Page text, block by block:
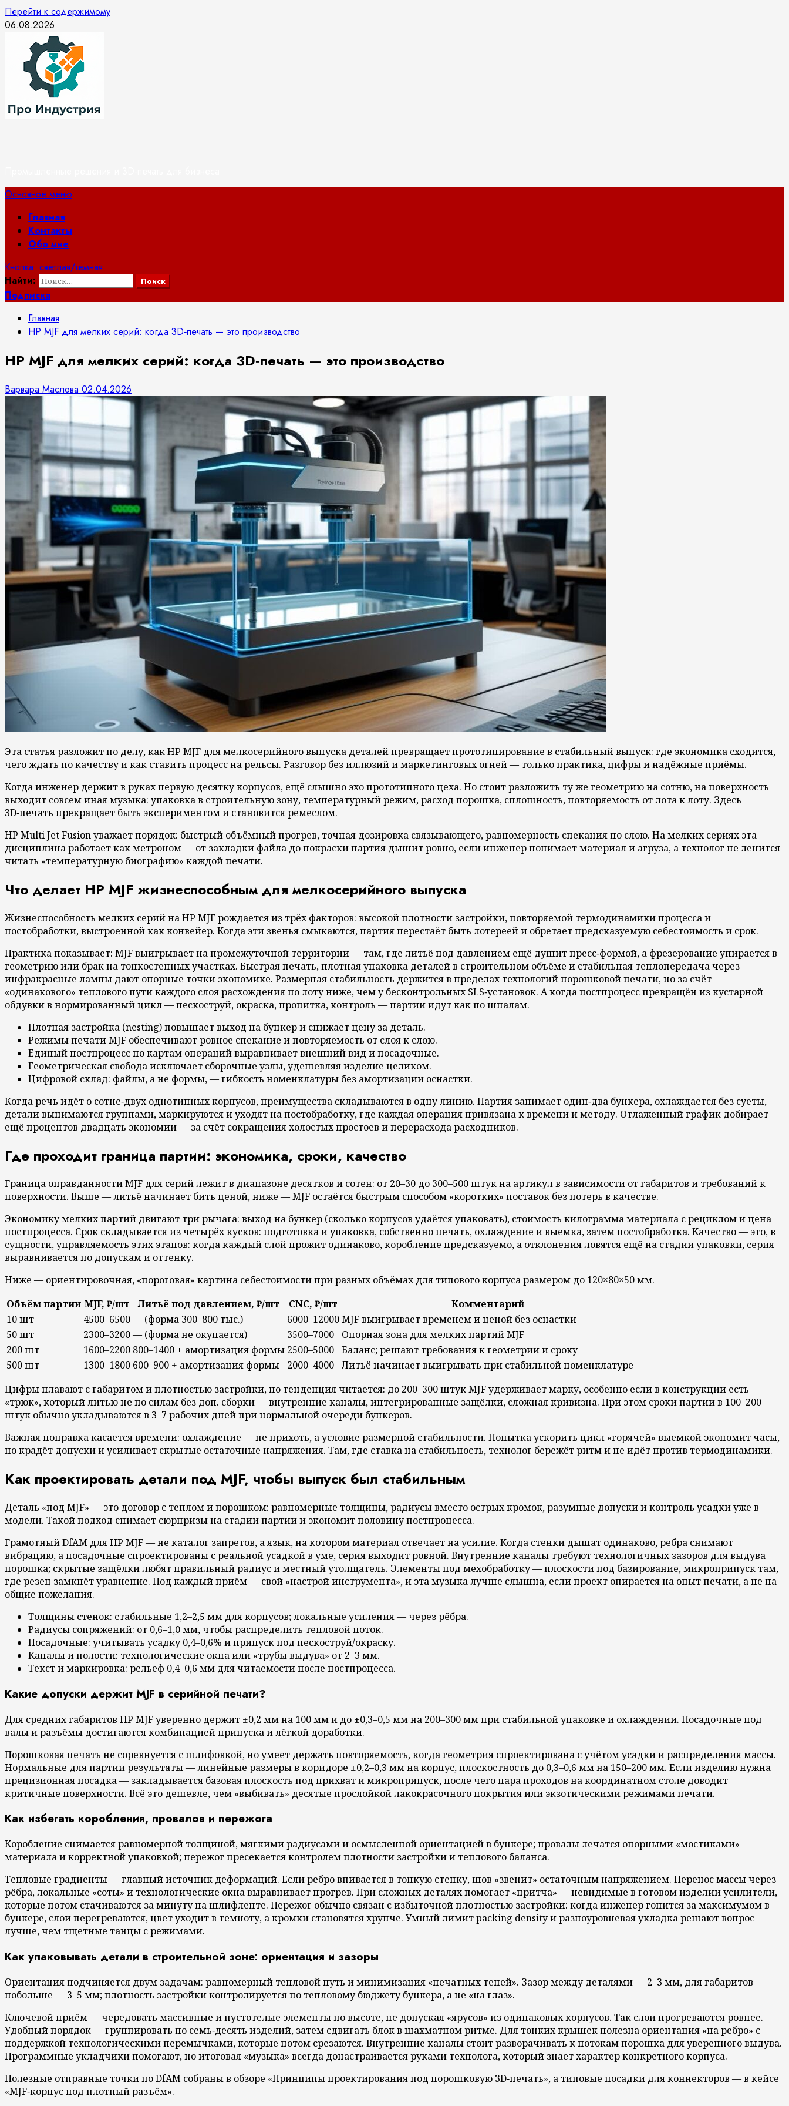
Перейти к содержимому
06.08.2026
Основное меню
Главная
Контакты
Обо мне
Кнопка: светлая/темная
Найти:
Подписка
Главная
HP MJF для мелких серий: когда 3D‑печать — это производство
HP MJF для мелких серий: когда 3D‑печать — это производство
Варвара Маслова 02.04.2026
Эта статья разложит по делу, как HP MJF для мелкосерийного выпуска деталей превращает прототипирование в стабильный выпуск: где экономика сходится,
чего ждать по качеству и как ставить процесс на рельсы. Разговор без иллюзий и маркетинговых огней — только практика, цифры и надёжные приёмы.
Когда инженер держит в руках первую десятку корпусов, ещё слышно эхо прототипного цеха. Но стоит разложить ту же геометрию на сотню, на поверхность
выходит совсем иная музыка: упаковка в строительную зону, температурный режим, расход порошка, сплошность, повторяемость от лота к лоту. Здесь
3D‑печать прекращает быть экспериментом и становится ремеслом.
HP Multi Jet Fusion уважает порядок: быстрый объёмный прогрев, точная дозировка связывающего, равномерность спекания по слою. На мелких сериях эта
дисциплина работает как метроном — от закладки файла до покраски партия дышит ровно, если инженер понимает материал и агруза, а технолог не ленится
читать «температурную биографию» каждой печати.
Что делает HP MJF жизнеспособным для мелкосерийного выпуска
Жизнеспособность мелких серий на HP MJF рождается из трёх факторов: высокой плотности застройки, повторяемой термодинамики процесса и
постобработки, выстроенной как конвейер. Когда эти звенья смыкаются, партия перестаёт быть лотереей и обретает предсказуемую себестоимость и срок.
Практика показывает: MJF выигрывает на промежуточной территории — там, где литьё под давлением ещё душит пресс‑формой, а фрезерование упирается в
геометрию или брак на тонкостенных участках. Быстрая печать, плотная упаковка деталей в строительном объёме и стабильная теплопередача через
инфракрасные лампы дают опорные точки экономике. Размерная стабильность держится в пределах технологий порошковой печати, но за счёт
«одинакового» теплового пути каждого слоя расхождения по лоту ниже, чем у бесконтрольных SLS‑установок. А когда постпроцесс превращён из кустарной
обдувки в нормированный цикл — пескоструй, окраска, пропитка, контроль — партии идут как по шпалам.
Плотная застройка (nesting) повышает выход на бункер и снижает цену за деталь.
Режимы печати MJF обеспечивают ровное спекание и повторяемость от слоя к слою.
Единый постпроцесс по картам операций выравнивает внешний вид и посадочные.
Геометрическая свобода исключает сборочные узлы, удешевляя изделие целиком.
Цифровой склад: файлы, а не формы, — гибкость номенклатуры без амортизации оснастки.
Когда речь идёт о сотне‑двух однотипных корпусов, преимущества складываются в одну линию. Партия занимает один‑два бункера, охлаждается без суеты,
детали вынимаются группами, маркируются и уходят на постобработку, где каждая операция привязана к времени и методу. Отлаженный график добирает
ещё процентов двадцать экономии — за счёт сокращения холостых простоев и перерасхода расходников.
Где проходит граница партии: экономика, сроки, качество
Граница оправданности MJF для серий лежит в диапазоне десятков и сотен: от 20–30 до 300–500 штук на артикул в зависимости от габаритов и требований к
поверхности. Выше — литьё начинает бить ценой, ниже — MJF остаётся быстрым способом «коротких» поставок без потерь в качестве.
Экономику мелких партий двигают три рычага: выход на бункер (сколько корпусов удаётся упаковать), стоимость килограмма материала с рециклом и цена
постпроцесса. Срок складывается из четырёх кусков: подготовка и упаковка, собственно печать, охлаждение и выемка, затем постобработка. Качество — это, в
сущности, управляемость этих этапов: когда каждый слой прожит одинаково, коробление предсказуемо, а отклонения ловятся ещё на стадии упаковки, серия
выравнивается по допускам и оттенку.
Ниже — ориентировочная, «пороговая» картина себестоимости при разных объёмах для типового корпуса размером до 120×80×50 мм.
Объём партии MJF, ₽/шт Литьё под давлением, ₽/шт CNC, ₽/шт
Комментарий
10 шт
4500–6500— (форма 300–800 тыс.) 6000–12000MJF выигрывает временем и ценой без оснастки
50 шт
2300–3200— (форма не окупается) 3500–7000
Опорная зона для мелких партий MJF
200 шт
1600–2200 800–1400 + амортизация формы 2500–5000 Баланс; решают требования к геометрии и сроку
500 шт
1300–1800 600–900 + амортизация формы 2000–4000 Литьё начинает выигрывать при стабильной номенклатуре
Цифры плавают с габаритом и плотностью застройки, но тенденция читается: до 200–300 штук MJF удерживает марку, особенно если в конструкции есть
«трюк», который литью не по силам без доп. сборки — внутренние каналы, интегрированные защёлки, сложная кривизна. При этом сроки партии в 100–200
штук обычно укладываются в 3–7 рабочих дней при нормальной очереди бункеров.
Важная поправка касается времени: охлаждение — не прихоть, а условие размерной стабильности. Попытка ускорить цикл «горячей» выемкой экономит часы,
но крадёт допуски и усиливает скрытые остаточные напряжения. Там, где ставка на стабильность, технолог бережёт ритм и не идёт против термодинамики.
Как проектировать детали под MJF, чтобы выпуск был стабильным
Деталь «под MJF» — это договор с теплом и порошком: равномерные толщины, радиусы вместо острых кромок, разумные допуски и контроль усадки уже в
модели. Такой подход снимает сюрпризы на стадии партии и экономит половину постпроцесса.
Грамотный DfAM для HP MJF — не каталог запретов, а язык, на котором материал отвечает на усилие. Когда стенки дышат одинаково, ребра снимают
вибрацию, а посадочные спроектированы с реальной усадкой в уме, серия выходит ровной. Внутренние каналы требуют технологичных зазоров для выдува
порошка; скрытые защёлки любят правильный радиус и местный утолщатель. Элементы под мехобработку — плоскости под базирование, микроприпуск там,
где резец замкнёт уравнение. Под каждый приём — свой «настрой инструмента», и эта музыка лучше слышна, если проект опирается на опыт печати, а не на
общие пожелания.
Толщины стенок: стабильные 1,2–2,5 мм для корпусов; локальные усиления — через рёбра.
Радиусы сопряжений: от 0,6–1,0 мм, чтобы распределить тепловой поток.
Посадочные: учитывать усадку 0,4–0,6% и припуск под пескоструй/окраску.
Каналы и полости: технологические окна или «трубы выдува» от 2–3 мм.
Текст и маркировка: рельеф 0,4–0,6 мм для читаемости после постпроцесса.
Какие допуски держит MJF в серийной печати?
Для средних габаритов HP MJF уверенно держит ±0,2 мм на 100 мм и до ±0,3–0,5 мм на 200–300 мм при стабильной упаковке и охлаждении. Посадочные под
валы и разъёмы достигаются комбинацией припуска и лёгкой доработки.
Порошковая печать не соревнуется с шлифовкой, но умеет держать повторяемость, когда геометрия спроектирована с учётом усадки и распределения массы.
Нормальные для партии результаты — линейные размеры в коридоре ±0,2–0,3 мм на корпус, плоскостность до 0,3–0,6 мм на 150–200 мм. Если изделию нужна
прецизионная посадка — закладывается базовая плоскость под прихват и микроприпуск, после чего пара проходов на координатном столе доводит
критичные поверхности. Всё это дешевле, чем «выбивать» десятые прослойкой лакокрасочного покрытия или экзотическими режимами печати.
Как избегать коробления, провалов и пережога
Коробление снимается равномерной толщиной, мягкими радиусами и осмысленной ориентацией в бункере; провалы лечатся опорными «мостиками»
материала и корректной упаковкой; пережог пресекается контролем плотности застройки и теплового баланса.
Тепловые градиенты — главный источник деформаций. Если ребро впивается в тонкую стенку, шов «звенит» остаточным напряжением. Перенос массы через
рёбра, локальные «соты» и технологические окна выравнивает прогрев. При сложных деталях помогает «притча» — невидимые в готовом изделии усилители,
которые потом стачиваются за минуту на шлифленте. Пережог обычно связан с избыточной плотностью застройки: когда инженер гонится за максимумом в
бункере, слои перегреваются, цвет уходит в темноту, а кромки становятся хрупче. Умный лимит packing density и разноуровневая укладка решают вопрос
лучше, чем тщетные танцы с режимами.
Как упаковывать детали в строительной зоне: ориентация и зазоры
Ориентация подчиняется двум задачам: равномерный тепловой путь и минимизация «печатных теней». Зазор между деталями — 2–3 мм, для габаритов
побольше — 3–5 мм; плотность застройки контролируется по тепловому бюджету бункера, а не «на глаз».
Ключевой приём — чередовать массивные и пустотелые элементы по высоте, не допуская «ярусов» из одинаковых корпусов. Так слои прогреваются ровнее.
Удобный порядок — группировать по семь‑десять изделий, затем сдвигать блок в шахматном ритме. Для тонких крышек полезна ориентация «на ребро» с
поддержкой технологическими перемычками, которые потом срезаются. Внутренние каналы стоит разворачивать к потокам порошка для уверенного выдува.
Программные укладчики помогают, но итоговая «музыка» всегда донастраивается руками технолога, который знает характер конкретного корпуса.
Полезные отправные точки по DfAM собраны в обзоре «Принципы проектирования под порошковую 3D‑печать», а типовые посадки для коннекторов — в кейсе
«MJF‑корпус под плотный разъём».